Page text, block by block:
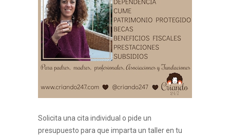
Solicita una cita individual o pide un
presupuesto para que imparta un taller en tu